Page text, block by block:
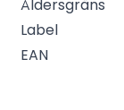
Åldersgräns
Label
EAN